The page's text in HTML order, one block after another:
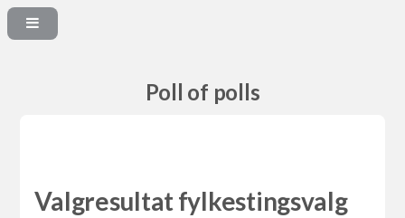
Poll of polls
Valgresultat fylkestingsvalg